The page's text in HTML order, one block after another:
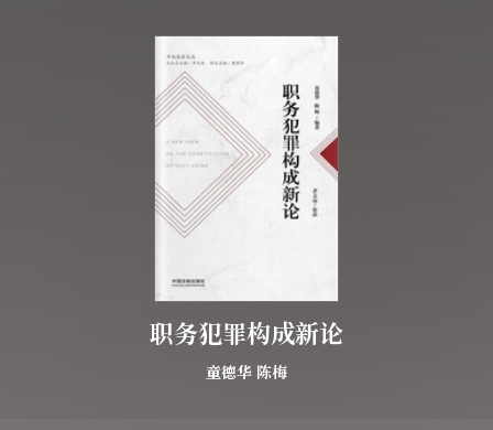
职务犯罪构成新论
童德华 陈梅